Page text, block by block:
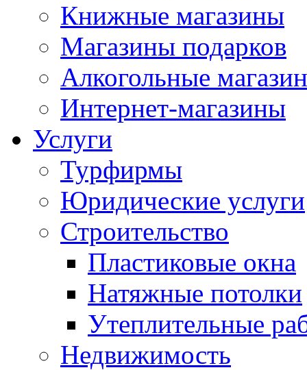
Книжные магазины
Магазины подарков
Алкогольные
Интернет-магазины
Услуги
Турфирмы
Юридические услуги
Строительство
Пластиковые окна
Натяжные потолки
Утеплительные
Недвижимость